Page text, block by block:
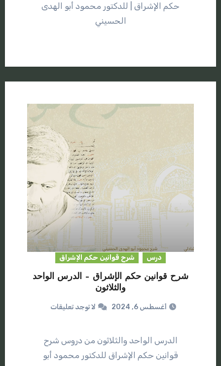
حكم الإشراق | للدكتور محمود أبو الهدى
الحسيني
درس شرح قوانين حكم الإشراق
شرح قوانين حكم الإشراق – الدرس الواحد
والثلاثون
أغسطس 6, 2024 لا توجد تعليقات
الدرس الواحد والثلاثون من دروس شرح
قوانين حكم الإشراق للدكتور محمود أبو